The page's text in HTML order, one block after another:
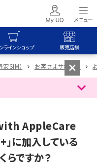
ラインショップ 販売店舗
SIM） お客さまサポート
with AppleCare
に加入している
ですか？